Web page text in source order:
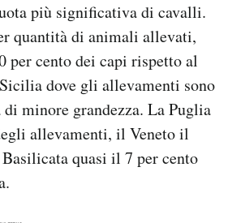
più significativa di cavalli.
quantità di animali allevati,
per cento dei capi rispetto al
dove gli allevamenti sono
minore grandezza. La Puglia
allevamenti, il Veneto il
quasi il 7 per cento